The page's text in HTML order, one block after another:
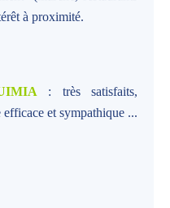
à proximité.
: très satisfaits,
et sympathique ...